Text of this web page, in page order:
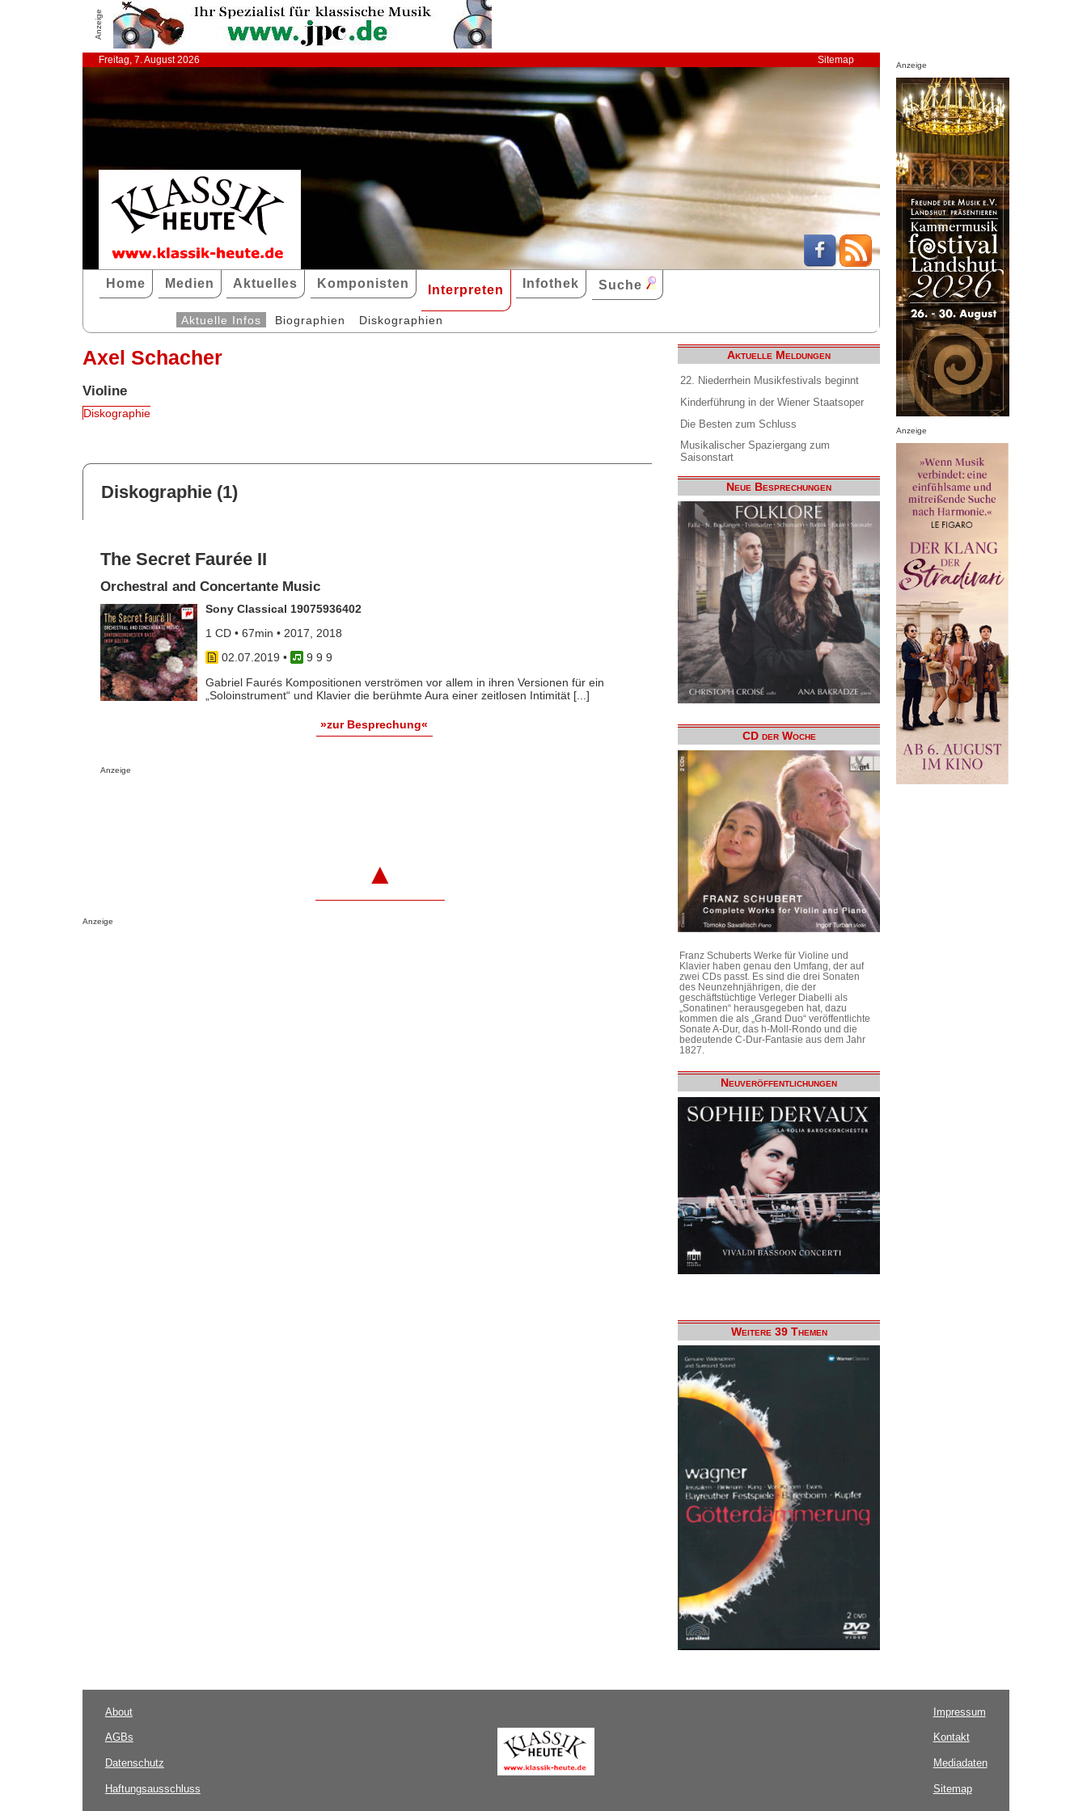
Anzeige
Freitag, 7. August 2026 Sitemap
Home Medien Aktuelles Komponisten Interpreten Infothek Suche
Aktuelle Infos Biographien Diskographien
Axel Schacher
Violine
Diskographie
Diskographie (1)
The Secret Faurée II
Orchestral and Concertante Music
Sony Classical 19075936402
1 CD • 67min • 2017, 2018
02.07.2019 •
9 9 9
Gabriel Faurés Kompositionen verströmen vor allem in ihren Versionen für ein
„Soloinstrument“ und Klavier die berühmte Aura einer zeitlosen Intimität [...]
»zur Besprechung«
Anzeige
▲
Anzeige
Aktuelle Meldungen
22. Niederrhein Musikfestivals beginnt
Kinderführung in der Wiener Staatsoper
Die Besten zum Schluss
Musikalischer Spaziergang zum
Saisonstart
Neue Besprechungen
CD der Woche
Franz Schuberts Werke für Violine und
Klavier haben genau den Umfang, der auf
zwei CDs passt. Es sind die drei Sonaten
des Neunzehnjährigen, die der
geschäftstüchtige Verleger Diabelli als
„Sonatinen“ herausgegeben hat, dazu
kommen die als „Grand Duo“ veröffentlichte
Sonate A-Dur, das h-Moll-Rondo und die
bedeutende C-Dur-Fantasie aus dem Jahr
1827.
Neuveröffentlichungen
Weitere 39 Themen
Anzeige
Anzeige
About
AGBs
Datenschutz
Haftungsausschluss
Impressum
Kontakt
Mediadaten
Sitemap